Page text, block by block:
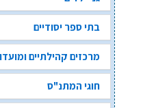
בתי ספר יסודיים
מרכזים קהילתיים
חוגי המתנ"ס